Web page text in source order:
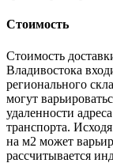
Стоимость
Стоимость
Владивостока
регионального
могут
удаленности
транспорта.
на м2 может
рассчитывается